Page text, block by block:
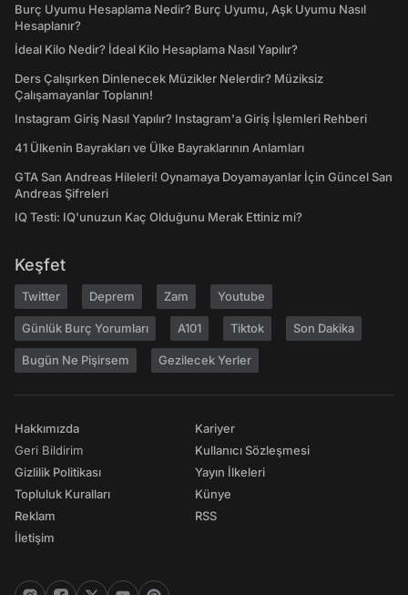
Burç Uyumu Hesaplama Nedir? Burç Uyumu, Aşk Uyumu Nasıl
Hesaplanır?
İdeal Kilo Nedir? İdeal Kilo Hesaplama Nasıl Yapılır?
Ders Çalışırken Dinlenecek Müzikler Nelerdir? Müziksiz
Çalışamayanlar Toplanın!
Instagram Giriş Nasıl Yapılır? Instagram'a Giriş İşlemleri Rehberi
41 Ülkenin Bayrakları ve Ülke Bayraklarının Anlamları
GTA San Andreas Hileleri! Oynamaya Doyamayanlar İçin Güncel San
Andreas Şifreleri
IQ Testi: IQ'unuzun Kaç Olduğunu Merak Ettiniz mi?
Keşfet
Twitter Deprem Zam Youtube
Günlük Burç Yorumları A101 Tiktok Son Dakika
Bugün Ne Pişirsem Gezilecek Yerler
Hakkımızda
Geri Bildirim
Gizlilik Politikası
Topluluk Kuralları
Reklam
İletişim
Kariyer
Kullanıcı Sözleşmesi
Yayın İlkeleri
Künye
RSS